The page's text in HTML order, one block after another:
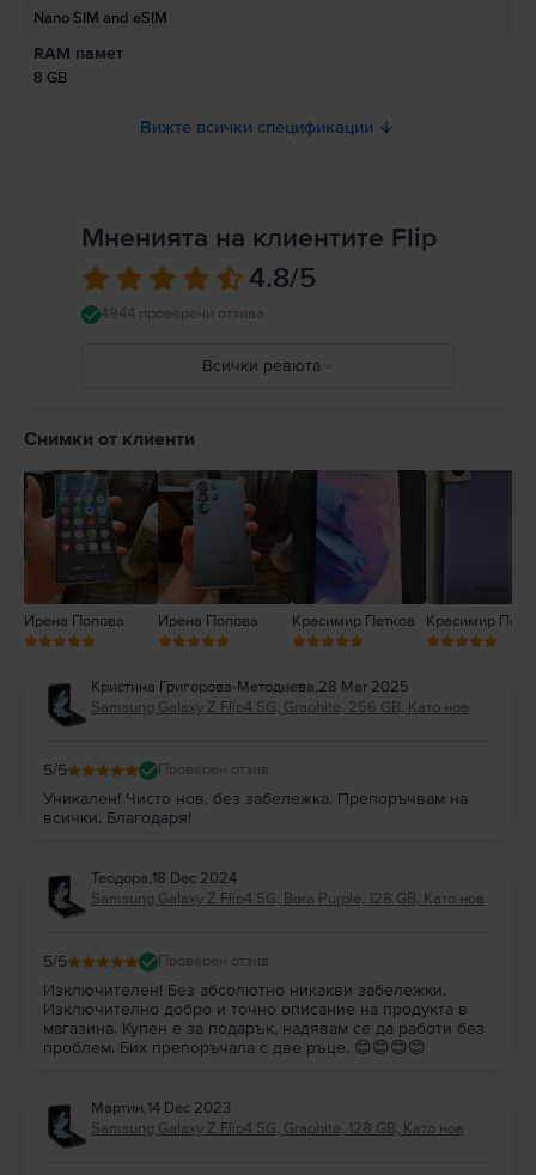
свързани с продукта.
Nano SIM and eSIM
RAM памет
8 GB
Вижте всички спецификации
Мненията на клиентите Flip
4.8/5
4944 проверени отзива
Всички ревюта
2
Снимки от клиенти
Ирена Попова Ирена Попова Красимир Петков Красимир
Кристина Григорова-Методиева,28 Mar 2025
Samsung Galaxy Z Flip4 5G, Graphite, 256 GB, Като нов
5/5 Проверен отзив
Уникален! Чисто нов, без забележка. Препоръчвам на
всички. Благодаря!
Теодора,18 Dec 2024
Samsung Galaxy Z Flip4 5G, Bora Purple, 128 GB, Като нов
5/5 Проверен отзив
Изключителен! Без абсолютно никакви забележки.
Изключително добро и точно описание на продукта в
магазина. Купен е за подарък, надявам се да работи без
проблем. Бих препоръчала с две ръце. 😊😊😊😊
Мартин,14 Dec 2023
Samsung Galaxy Z Flip4 5G, Graphite, 128 GB, Като нов